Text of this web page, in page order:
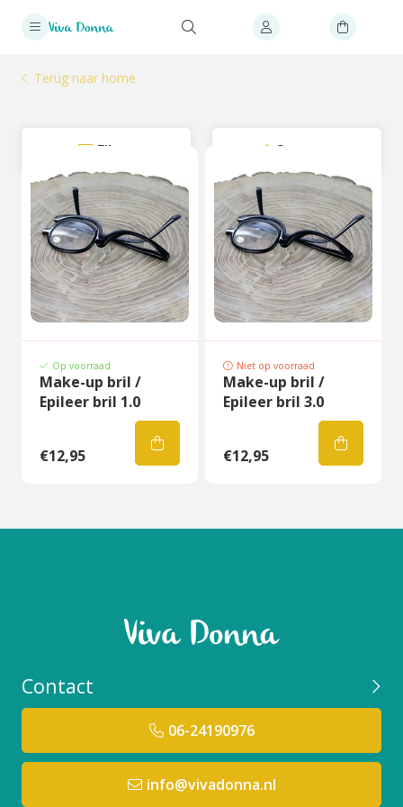
Terug naar home
Filter Sorteer
Op voorraad
Make-up bril /
Epileer bril 1.0
€12,95
Niet op voorraad
Make-up bril /
Epileer bril 3.0
€12,95
Contact
06-24190976
info@vivadonna.nl